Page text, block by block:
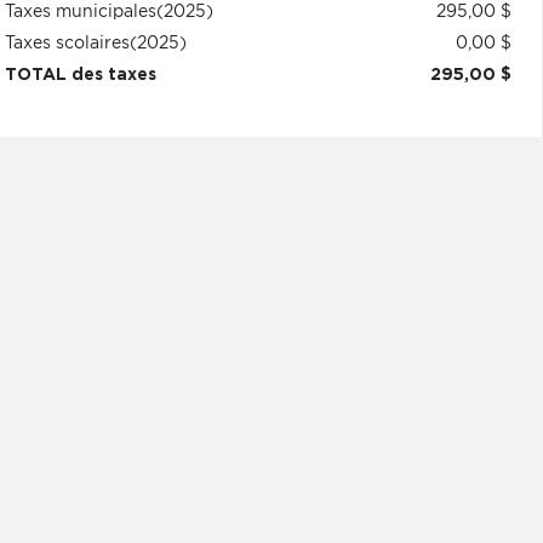
Taxes municipales(2025)
295,00 $
Taxes scolaires(2025)
0,00 $
TOTAL des taxes
295,00 $